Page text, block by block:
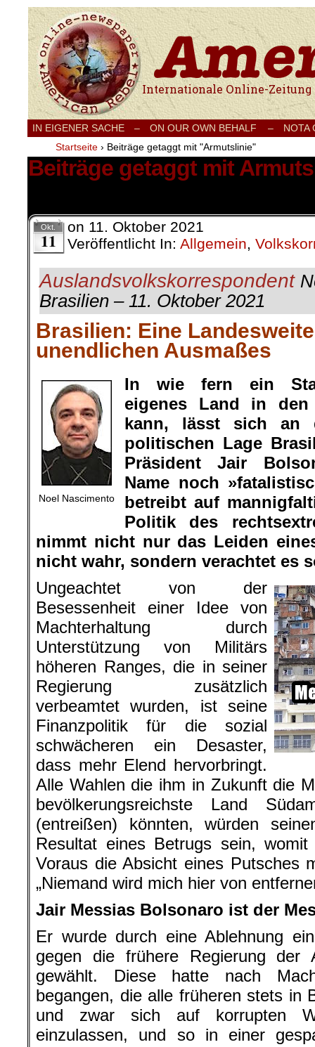
Internationale Onlinezeitung für Frieden,
IN EIGENER SACHE – ON OUR OWN BEHALF –
NOTA
Startseite › Beiträge getaggt mit "Armutslinie"
Beiträge getaggt mit
Okt.
11
on 11. Oktober 2021
Veröffentlicht In: Allgemein,
Auslandsvolkskorrespondent
Brasilien – 11. Oktober 2021
Brasilien: Eine
unendlichen Ausmaßes
Noel Nascimento
In wie fern ein
eigenes Land in
kann, lässt sich an
politischen Lage
Präsident Jair
Name noch
betreibt auf
Politik des
nimmt nicht nur das Leiden
nicht wahr, sondern verachtet es
Ungeachtet von der
Besessenheit einer Idee von
Machterhaltung durch
Unterstützung von Militärs
höheren Ranges, die in seiner
Regierung zusätzlich
verbeamtet wurden, ist seine
Finanzpolitik für die sozial
schwächeren ein Desaster,
dass mehr Elend hervorbringt.
Alle Wahlen die ihm in Zukunft die
bevölkerungsreichste Land
(entreißen) könnten, würden
Resultat eines Betrugs sein,
Voraus die Absicht eines Putsches
„Niemand wird mich hier von
Jair Messias Bolsonaro ist der
Er wurde durch eine Ablehnung
gegen die frühere Regierung der
gewählt. Diese hatte nach
begangen, die alle früheren stets in
und zwar sich auf korrupten
einzulassen, und so in einer